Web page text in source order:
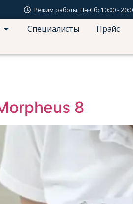
Режим работы: Пн-Сб: 10:00 -
Специалисты Прайс
8